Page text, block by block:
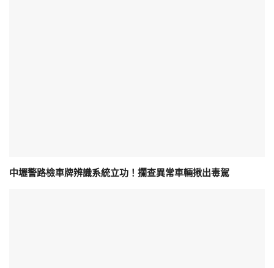
中壢警路檢車牌辨識系統立功！攔查異常車輛揪出毒駕